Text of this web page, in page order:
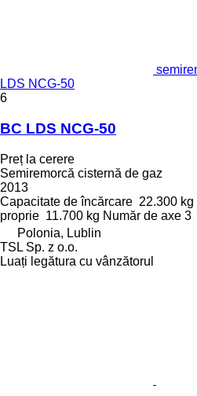
LDS NCG-50
6
BC LDS NCG-50
Preț la cerere
Semiremorcă cisternă de gaz
2013
Capacitate de încărcare 22.300 kg
proprie 11.700 kg Număr de axe 3
Polonia, Lublin
TSL Sp. z o.o.
Luați legătura cu vânzătorul